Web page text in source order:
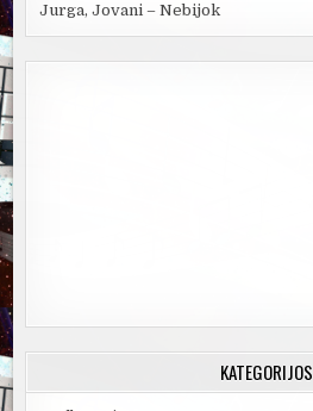
Jurga, Jovani – Nebijok
KATEGORIJOS